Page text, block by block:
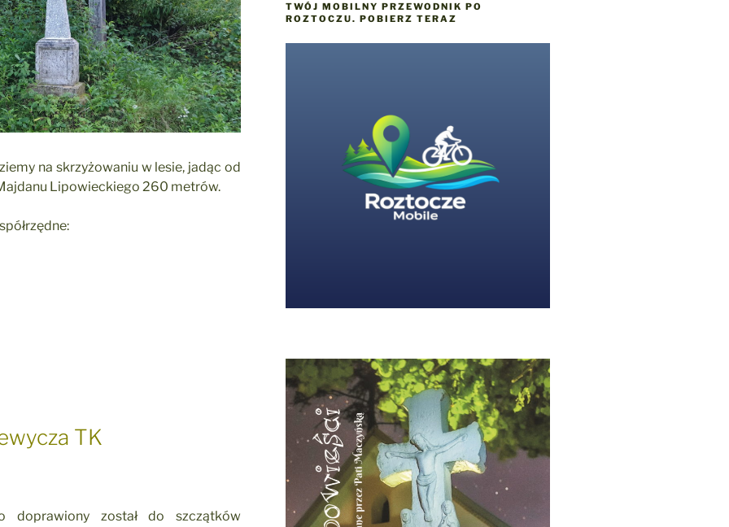
na skrzyżowaniu w lesie, jadąc od
Lipowieckiego 260 metrów.
TK
doprawiony został do szczątków
TWÓJ MOBILNY PRZEWODNIK PO
ROZTOCZU. POBIERZ TERAZ